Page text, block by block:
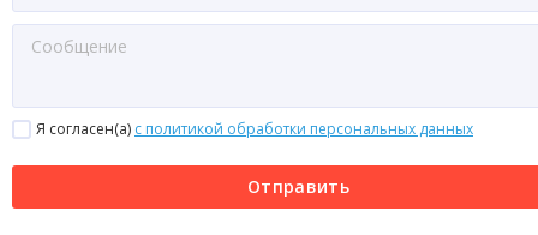
Я согласен(a) с политикой обработки персональных данных
Отправить